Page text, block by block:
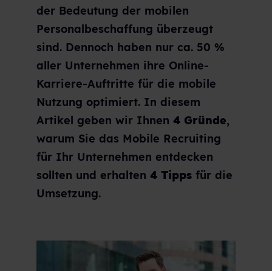
der Bedeutung der mobilen
Personalbeschaffung überzeugt
sind. Dennoch haben nur ca. 50 %
aller Unternehmen ihre Online-
Karriere-Auftritte für die mobile
Nutzung optimiert. In diesem
Artikel geben wir Ihnen 4 Gründe,
warum Sie das Mobile Recruiting
für Ihr Unternehmen entdecken
sollten und erhalten 4 Tipps für die
Umsetzung.